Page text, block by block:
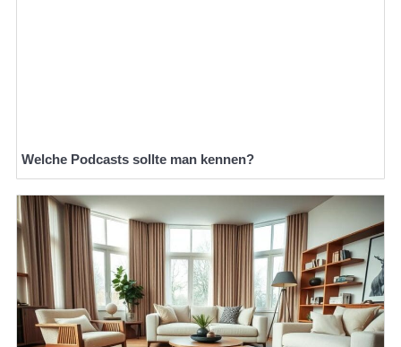
Welche Podcasts sollte man kennen?